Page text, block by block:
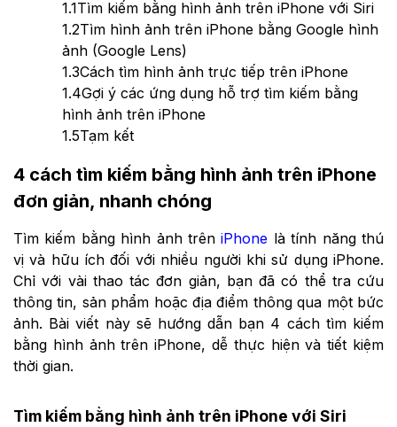
1.1Tìm kiếm bằng hình ảnh trên iPhone với Siri
1.2Tìm hình ảnh trên iPhone bằng Google hình
ảnh (Google Lens)
1.3Cách tìm hình ảnh trực tiếp trên iPhone
1.4Gợi ý các ứng dụng hỗ trợ tìm kiếm bằng
hình ảnh trên iPhone
1.5Tạm kết
4 cách tìm kiếm bằng hình ảnh trên iPhone
đơn giản, nhanh chóng
Tìm kiếm bằng hình ảnh trêniPhone là tính năng thú
vị và hữu ích đối với nhiều người khi sử dụng iPhone.
Chỉ với vài thao tác đơn giản, bạn đã có thể tra cứu
thông tin, sản phẩm hoặc địa điểm thông qua một bức
ảnh. Bài viết này sẽ hướng dẫn bạn 4 cách tìm kiếm
bằng hình ảnh trên iPhone, dễ thực hiện và tiết kiệm
thời gian.
Tìm kiếm bằng hình ảnh trên iPhone với Siri